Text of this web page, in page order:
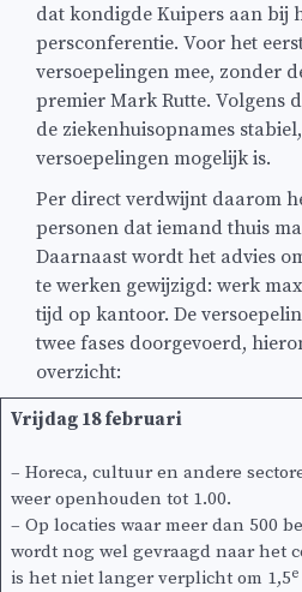
dat kondigde Kuipers aan bij
persconferentie. Voor het
versoepelingen mee, zonder
premier Mark Rutte. Volgens
de ziekenhuisopnames
versoepelingen mogelijk is.
Per direct verdwijnt daarom
personen dat iemand thuis
Daarnaast wordt het advies
te werken gewijzigd: werk
tijd op kantoor. De
twee fases doorgevoerd,
overzicht:
Vrijdag 18 februari
– Horeca, cultuur en andere
weer openhouden tot 1.00.
– Op locaties waar meer dan 500
wordt nog wel gevraagd naar het
is het niet langer verplicht om 1,5e